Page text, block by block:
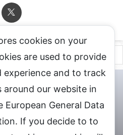
求人.comへお問合せ
DXLIVE 退
サイト
レディ求人情報サイト
cookies on your
are used to provide
experience and to track
around our website in
General Data
If you decide to to